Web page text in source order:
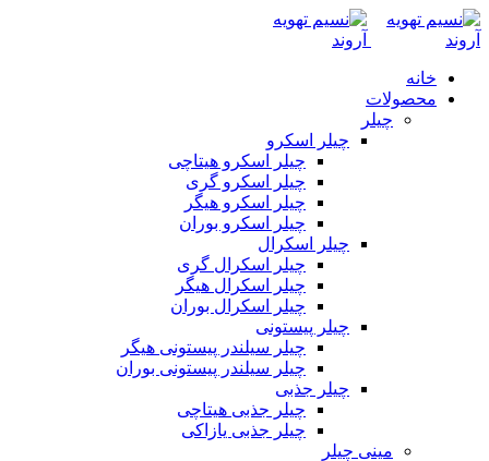
خانه
محصولات
چیلر
چیلر اسکرو
چیلر اسکرو هیتاچی
چیلر اسکرو گری
چیلر اسکرو هیگر
چیلر اسکرو بوران
چیلر اسکرال
چیلر اسکرال گری
چیلر اسکرال هیگر
چیلر اسکرال بوران
چیلر پیستونی
چیلر سیلندر پیستونی هیگر
چیلر سیلندر پیستونی بوران
چیلر جذبی
چیلر جذبی هیتاچی
چیلر جذبی یازاکی
مینی چیلر